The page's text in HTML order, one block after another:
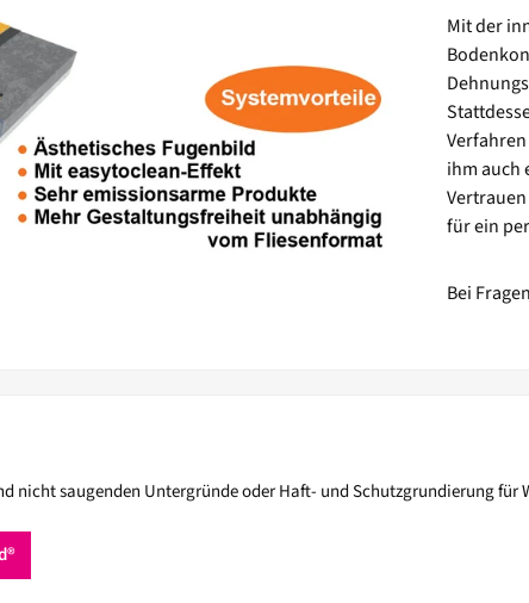
Mit der
ihm auch
für ein
Bei
nicht saugenden Untergründe oder Haft- und Schutzgrundierung für